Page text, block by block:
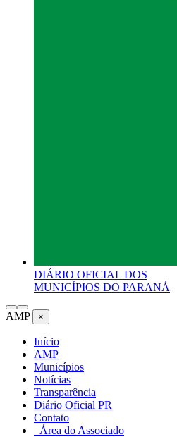
DIÁRIO OFICIAL DOS
MUNICÍPIOS DO PARANÁ
AMP ×
Início
AMP
Municípios
Notícias
Transparência
Diário Oficial PR
Contato
Área do Associado